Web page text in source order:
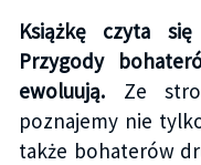
Książkę czyta
Przygody
ewoluują.Ze
poznajemy nie
także bohaterów